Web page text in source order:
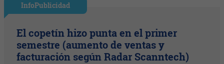
InfoPublicidad
El copetín hizo punta en el primer
semestre (aumento de ventas y
facturación según Radar Scanntech)